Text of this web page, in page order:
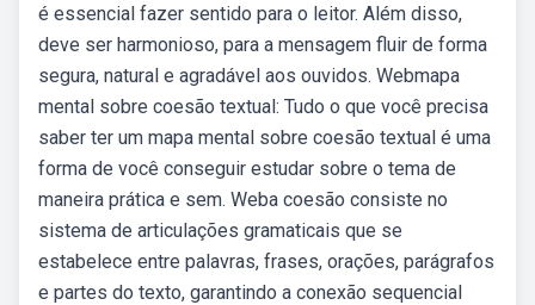
é essencial fazer sentido para o leitor. Além disso,
deve ser harmonioso, para a mensagem fluir de forma
segura, natural e agradável aos ouvidos. Webmapa
mental sobre coesão textual: Tudo o que você precisa
saber ter um mapa mental sobre coesão textual é uma
forma de você conseguir estudar sobre o tema de
maneira prática e sem. Weba coesão consiste no
sistema de articulações gramaticais que se
estabelece entre palavras, frases, orações, parágrafos
e partes do texto, garantindo a conexão sequencial